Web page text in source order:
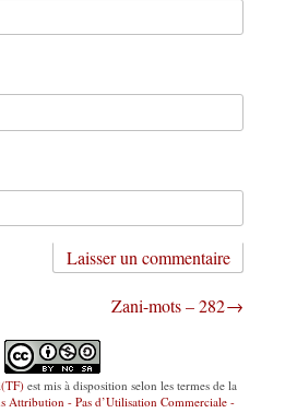
Zani-mots – 282
est mis à disposition selon les termes de la
Attribution - Pas d’Utilisation Commerciale -